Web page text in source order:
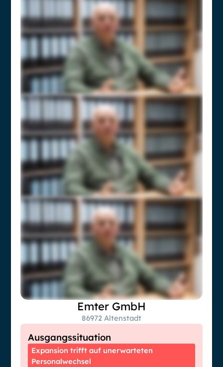
Ausgangssituation
Expansion trifft auf unerwarteten
Personalwechsel
Emter GmbH
86972 Altenstadt